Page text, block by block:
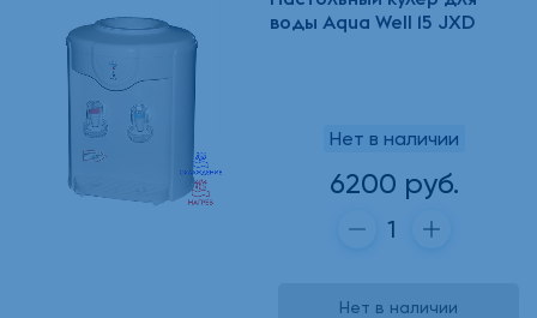
воды Aqua Well 15 JXD
Нет в наличии
6200 руб.
Нет в наличии